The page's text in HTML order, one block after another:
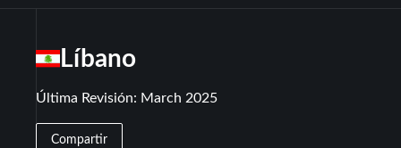
Líbano
Última Revisión: March 2025
Compartir